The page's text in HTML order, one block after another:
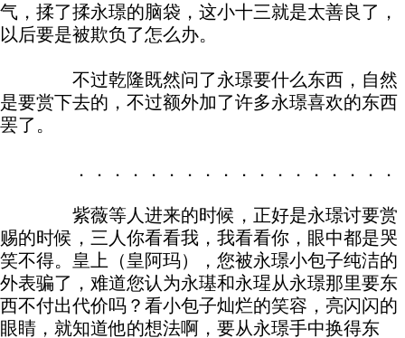
气，揉了揉永璟的脑袋，这小十三就是太善良了，
以后要是被欺负了怎么办。
不过乾隆既然问了永璟要什么东西，自然
是要赏下去的，不过额外加了许多永璟喜欢的东西
罢了。
．．．．．．．．．．．．．．．．．．．．
紫薇等人进来的时候，正好是永璟讨要赏
赐的时候，三人你看看我，我看看你，眼中都是哭
笑不得。皇上（皇阿玛），您被永璟小包子纯洁的
外表骗了，难道您认为永璂和永瑆从永璟那里要东
西不付出代价吗？看小包子灿烂的笑容，亮闪闪的
眼睛，就知道他的想法啊，要从永璟手中换得东